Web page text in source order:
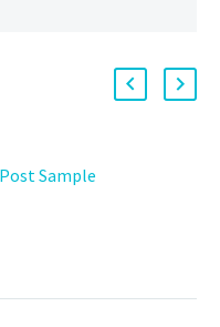
Sample